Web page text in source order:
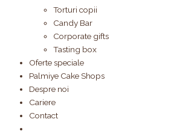
Torturi copii
Candy Bar
Corporate gifts
Tasting box
Oferte speciale
Palmiye Cake Shops
Despre noi
Cariere
Contact